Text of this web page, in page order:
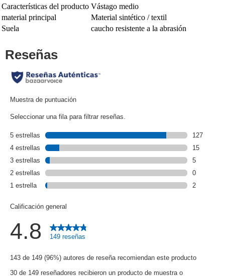
Características del producto Vástago medio
material principal
Material sintético / textil
Suela
caucho resistente a la abrasión